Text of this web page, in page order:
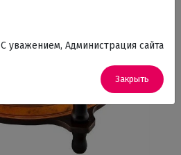
C уважением, Администрация сайта
Закрыть